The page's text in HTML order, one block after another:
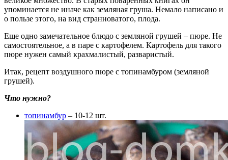
упоминается не иначе как земляная груша. Немало написано и
о пользе этого, на вид странноватого, плода.
Еще одно замечательное блюдо с земляной грушей – пюре. Не
самостоятельное, а в паре с картофелем. Картофель для такого
пюре нужен самый крахмалистый, разваристый.
Итак, рецепт воздушного пюре с топинамбуром (земляной
грушей).
Что нужно?
топинамбур – 10-12 шт.